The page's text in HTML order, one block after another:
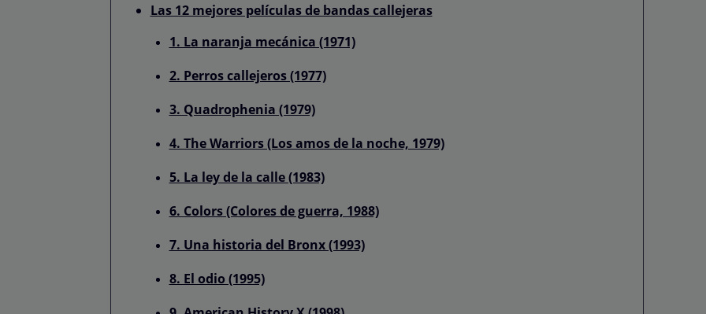
Las 12 mejores películas de bandas callejeras
1. La naranja mecánica (1971)
2. Perros callejeros (1977)
3. Quadrophenia (1979)
4. The Warriors (Los amos de la noche, 1979)
5. La ley de la calle (1983)
6. Colors (Colores de guerra, 1988)
7. Una historia del Bronx (1993)
8. El odio (1995)